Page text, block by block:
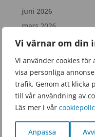
Vi värnar om din
Vi använder cookies
visa personliga
trafik. Genom att klicka
till vår användning av
Läs mer i vår
Anpassa
juni 2026
mars 2026
januari 2026
september 2025
juni 2025
februari 2025
juli 2024